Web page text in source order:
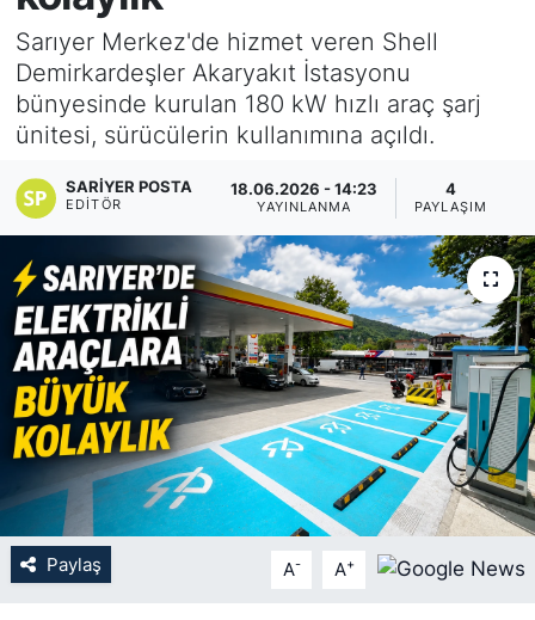
Sarıyer Merkez'de hizmet veren Shell
Demirkardeşler Akaryakıt İstasyonu
bünyesinde kurulan 180 kW hızlı araç şarj
ünitesi, sürücülerin kullanımına açıldı.
SARIYER POSTA
EDITÖR
18.06.2026 - 14:23
YAYINLANMA
4
PAYLAŞIM
Paylaş A- A+
KÖŞE YAZILARI
KÖŞE YAZILARI (Arşiv)
RÖPORTAJ
SAĞLIK
SARIYER HABERLERİ
SARIYER İMAR BARIŞI
SEKTÖR